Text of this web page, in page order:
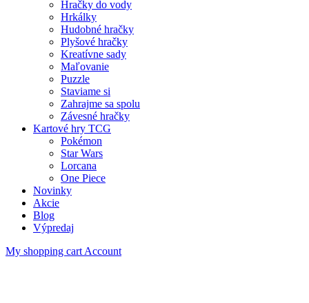
Hračky do vody
Hrkálky
Hudobné hračky
Plyšové hračky
Kreatívne sady
Maľovanie
Puzzle
Staviame si
Zahrajme sa spolu
Závesné hračky
Kartové hry TCG
Pokémon
Star Wars
Lorcana
One Piece
Novinky
Akcie
Blog
Výpredaj
My shopping cart Account